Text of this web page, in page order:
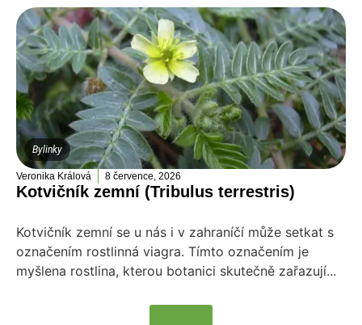
Bylinky
Veronika Králová 8 července, 2026
Kotvičník zemní (Tribulus terrestris)
Kotvičník zemní se u nás i v zahraníčí může setkat s
označením rostlinná viagra. Tímto označením je
myšlena rostlina, kterou botanici skutečně zařazují...